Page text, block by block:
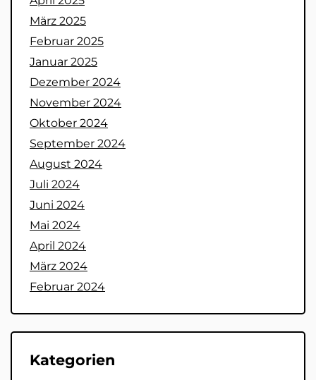
März 2025
Februar 2025
Januar 2025
Dezember 2024
November 2024
Oktober 2024
September 2024
August 2024
Juli 2024
Juni 2024
Mai 2024
April 2024
März 2024
Februar 2024
Kategorien